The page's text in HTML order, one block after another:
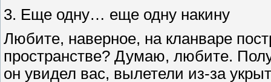
3. Еще одну… еще одну накину
Любите, наверное, на кланваре
пространстве? Думаю, любите.
он увидел вас, вылетели из-за